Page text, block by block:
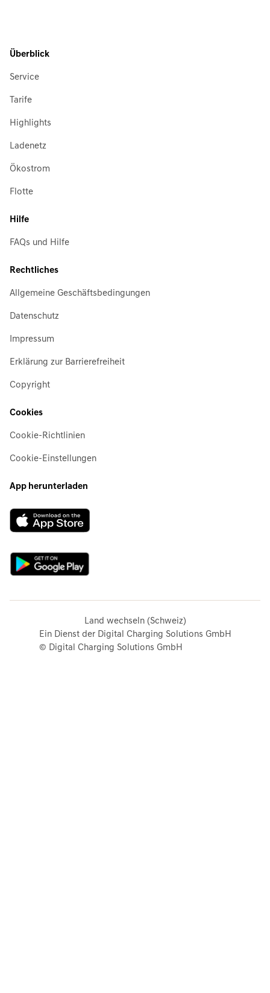
Überblick
Service
Tarife
Highlights
Ladenetz
Ökostrom
Flotte
Hilfe
FAQs und Hilfe
Rechtliches
Allgemeine Geschäftsbedingungen
Datenschutz
Impressum
Erklärung zur Barrierefreiheit
Copyright
Cookies
Cookie-Richtlinien
Cookie-Einstellungen
App herunterladen
Land wechseln (Schweiz)
Ein Dienst der Digital Charging Solutions GmbH
© Digital Charging Solutions GmbH